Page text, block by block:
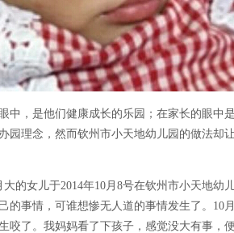
中，是他们健康成长的乐园；在家长的眼中
园理念，然而钦州市小天地幼儿园的做法却
的女儿于2014年10月8号在钦州市小天地幼
的事情，可谁想惨无人道的事情发生了。10
咬了。我妈妈看了下孩子，感觉没大有事，